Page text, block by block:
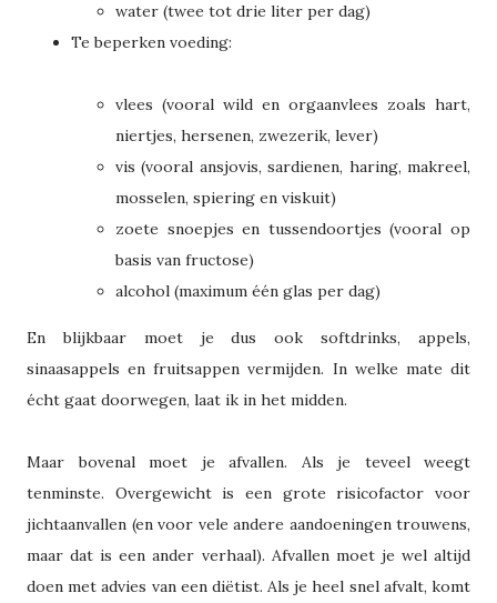
water (twee tot drie liter per dag)
Te beperken voeding:
vlees (vooral wild en orgaanvlees zoals hart,
niertjes, hersenen, zwezerik, lever)
vis (vooral ansjovis, sardienen, haring, makreel,
mosselen, spiering en viskuit)
zoete snoepjes en tussendoortjes (vooral op
basis van fructose)
alcohol (maximum één glas per dag)
En blijkbaar moet je dus ook softdrinks, appels,
sinaasappels en fruitsappen vermijden. In welke mate dit
écht gaat doorwegen, laat ik in het midden.
Maar bovenal moet je afvallen. Als je teveel weegt
tenminste. Overgewicht is een grote risicofactor voor
jichtaanvallen (en voor vele andere aandoeningen trouwens,
maar dat is een ander verhaal). Afvallen moet je wel altijd
doen met advies van een diëtist. Als je heel snel afvalt, komt